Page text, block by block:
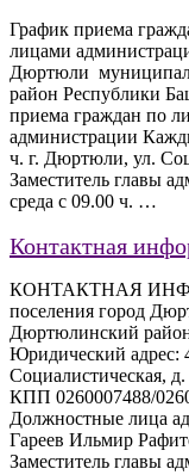
График приема
лицами
Дюртюли
район Республики
приема граждан по
администрации
ч. г. Дюртюли, ул.
Заместитель главы
среда с 09.00 ч. …
Контактная
КОНТАКТНАЯ
поселения город
Дюртюлинский
Юридический адрес:
Социалистическая,
КПП 0260007488/
Должностные лица
Гареев Ильмир
Заместитель главы